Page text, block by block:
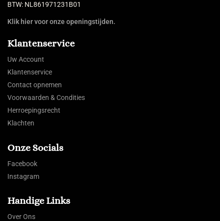
BTW: NL861971231B01
Klik hier voor onze openingstijden.
Klantenservice
Uw Account
Klantenservice
Contact opnemen
Voorwaarden & Condities
Herroepingsrecht
Klachten
Onze Socials
Facebook
Instagram
Handige Links
Over Ons